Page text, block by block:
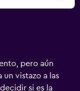
pero aún
vistazo a las
si es la